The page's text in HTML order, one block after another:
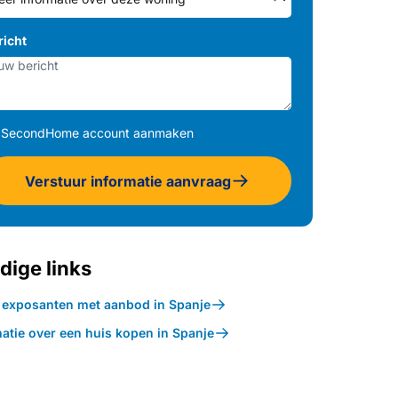
SecondHome account aanmaken
Verstuur informatie aanvraag
links
met aanbod in Spanje
over een huis kopen in Spanje